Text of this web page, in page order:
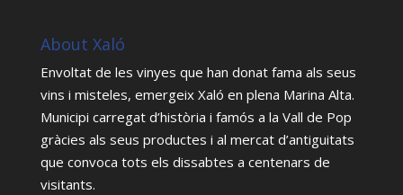
About Xaló
Envoltat de les vinyes que han donat fama als seus
vins i misteles, emergeix Xaló en plena Marina Alta.
Municipi carregat d’història i famós a la Vall de Pop
gràcies als seus productes i al mercat d’antiguitats
que convoca tots els dissabtes a centenars de
visitants.